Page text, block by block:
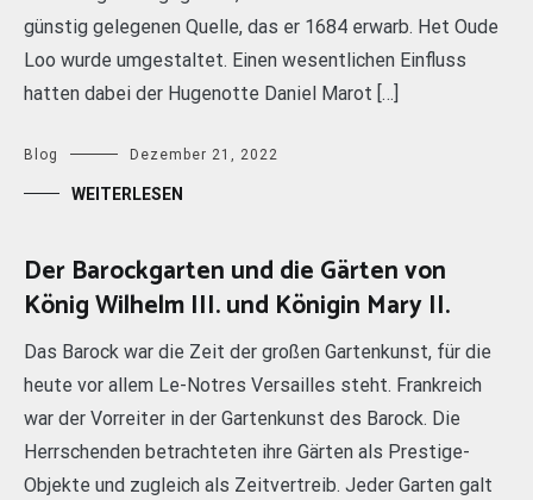
günstig gelegenen Quelle, das er 1684 erwarb. Het Oude
Loo wurde umgestaltet. Einen wesentlichen Einfluss
hatten dabei der Hugenotte Daniel Marot […]
Blog Dezember 21, 2022
WEITERLESEN
Der Barockgarten und die Gärten von
König Wilhelm III. und Königin Mary II.
Das Barock war die Zeit der großen Gartenkunst, für die
heute vor allem Le-Notres Versailles steht. Frankreich
war der Vorreiter in der Gartenkunst des Barock. Die
Herrschenden betrachteten ihre Gärten als Prestige-
Objekte und zugleich als Zeitvertreib. Jeder Garten galt